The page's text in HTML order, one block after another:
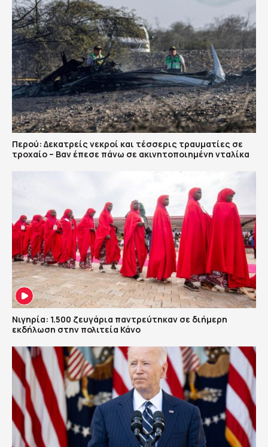
Περού: Δεκατρείς νεκροί και τέσσερις τραυματίες σε
τροχαίο – Βαν έπεσε πάνω σε ακινητοποιημένη νταλίκα
Νιγηρία: 1.500 ζευγάρια παντρεύτηκαν σε διήμερη
εκδήλωση στην πολιτεία Κάνο